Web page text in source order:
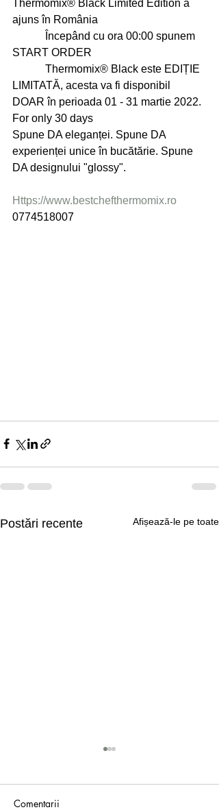
Thermomix® Black Limited Edition a
ajuns în România
START ORDER
LIMITATĂ, acesta va fi disponibil
DOAR în perioada 01 - 31 martie 2022.
For only 30 days
Spune DA eleganței. Spune DA
experienței unice în bucătărie. Spune
DA designului "glossy".
Https://www.bestchefthermomix.ro
0774518007
Postări recente Afișează-le pe toate
Comentarii